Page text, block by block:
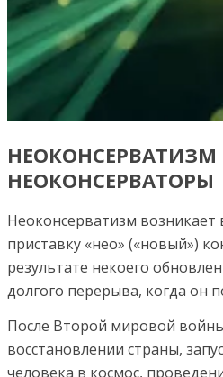
НЕОКОНСЕРВАТИЗМ
НЕОКОНСЕРВАТОРЫ
Неоконсерватизм возникает
приставку «нео» («новый»)
результате некоего
долгого перерыва, когда он
После Второй мировой
восстановлении страны,
человека в космос,